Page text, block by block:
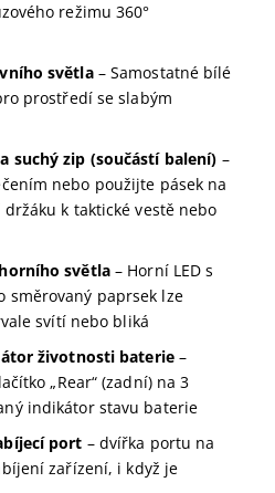
režimu 360°
světla– Samostatné bílé
prostředí se slabým
suchý zip (součástí balení) –
nebo použijte pásek na
k taktické vestě nebo
světla– Horní LED s
směrovaný paprsek lze
svítí nebo bliká
životnosti baterie–
„Rear“ (zadní) na 3
indikátor stavu baterie
port – dvířka portu na
zařízení, i když je